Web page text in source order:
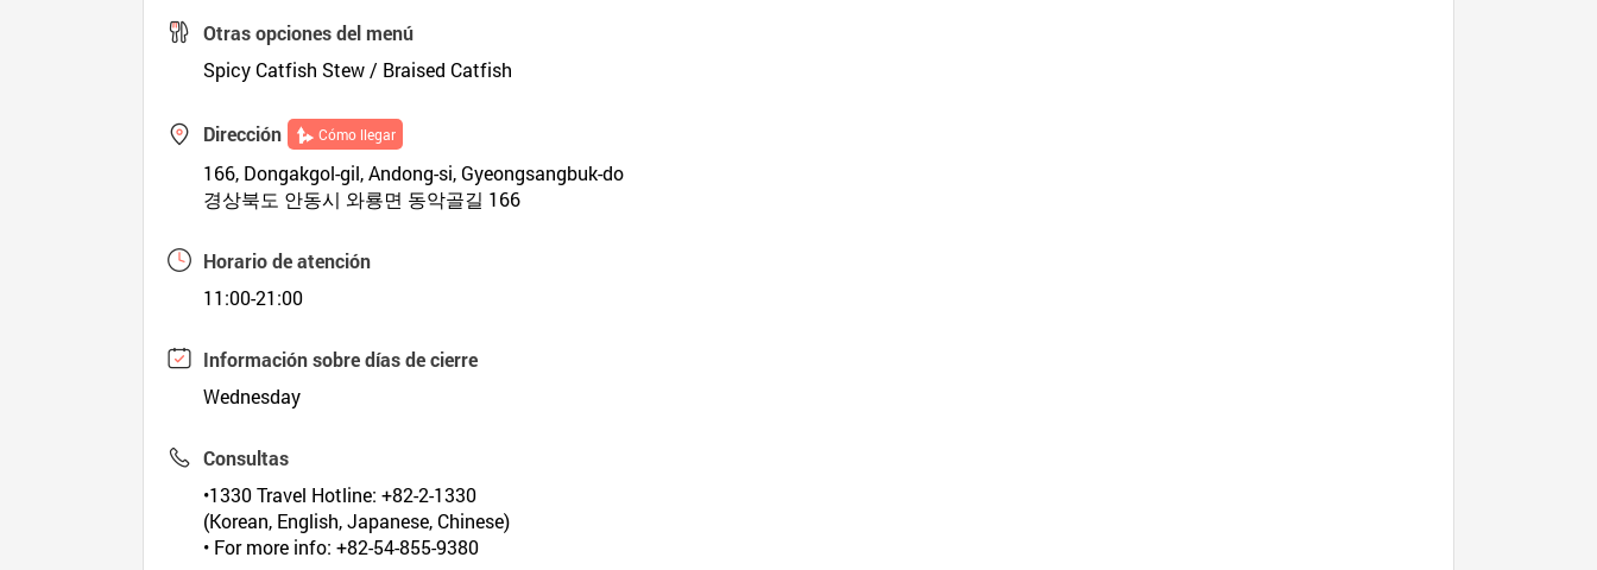
Otras opciones del menú
Spicy Catfish Stew / Braised Catfish
Dirección Cómo llegar
166, Dongakgol-gil, Andong-si, Gyeongsangbuk-do
경상북도 안동시 와룡면 동악골길 166
Horario de atención
11:00-21:00
Información sobre días de cierre
Wednesday
Consultas
•1330 Travel Hotline: +82-2-1330
(Korean, English, Japanese, Chinese)
• For more info: +82-54-855-9380